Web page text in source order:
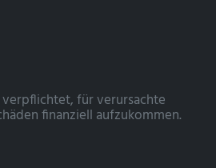
für verursachte
finanziell aufzukommen.